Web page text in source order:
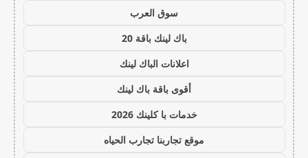
سوق العرب
باك لينك باقة 20
اعلانات الباك لينك
أقوى باقة باك لينك
خدمات با كلينك 2026
موقع تجاربنا تجارب الحياه